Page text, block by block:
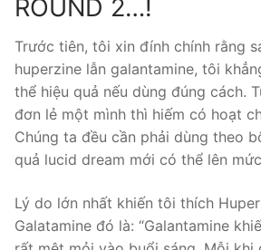
ROUND 2…!
Trước tiên, tôi xin đính chính rằng
huperzine lẫn galantamine, tôi
thể hiệu quả nếu dùng đúng cách.
đơn lẻ một mình thì hiếm có hoạt
Chúng ta đều cần phải dùng theo
quả lucid dream mới có thể lên
Lý do lớn nhất khiến tôi thích
Galatamine đó là: “Galantamine